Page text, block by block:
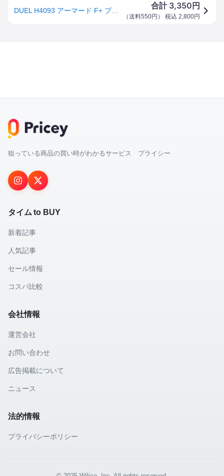
DUEL H4093 アーマード F+ プロ アジ・メバル 150m ライトピンク(0.1号/MAX4lb)デュエル ウルトラP
合計 3,350 円
（送料550円 ） 税込 2,800円
狙っている商品の買い時がわかるサービス プライシー
タイム to BUY
新着記事
人気記事
セール情報
コスパ比較
会社情報
運営会社
お問い合わせ
広告掲載について
ニュース
法的情報
プライバシーポリシー